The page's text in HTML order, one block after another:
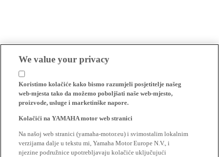
We value your privacy
Koristimo kolačiće kako bismo razumjeli posjetitelje našeg
web-mjesta tako da možemo poboljšati naše web-mjesto,
proizvode, usluge i marketinške napore.
Kolačići na YAMAHA motor web stranici
Na našoj web stranici (yamaha-motor.eu) i svimostalim lokalnim
verzijama dalje u tekstu mi, Yamaha Motor Europe N.V., i
njezine podružnice upotrebljavaju kolačiće uključujući